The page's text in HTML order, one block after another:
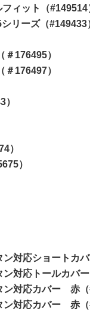
ィット（#149514
リーズ（#149433
176495）
176497）
）
）
対応ショートカ
対応トールカバ
ン対応カバー 赤（
ン対応カバー 赤（